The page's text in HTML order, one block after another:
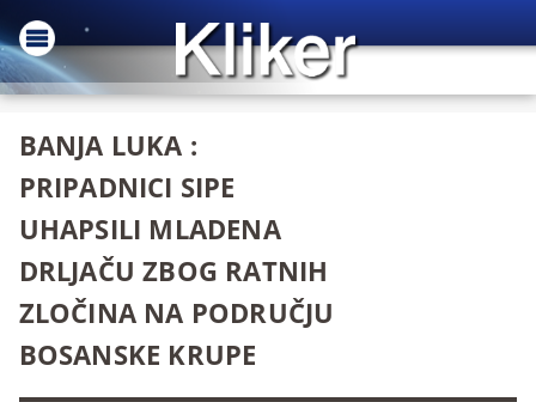
BANJA LUKA :
PRIPADNICI SIPE
UHAPSILI MLADENA
DRLJAČU ZBOG RATNIH
ZLOČINA NA PODRUČJU
BOSANSKE KRUPE